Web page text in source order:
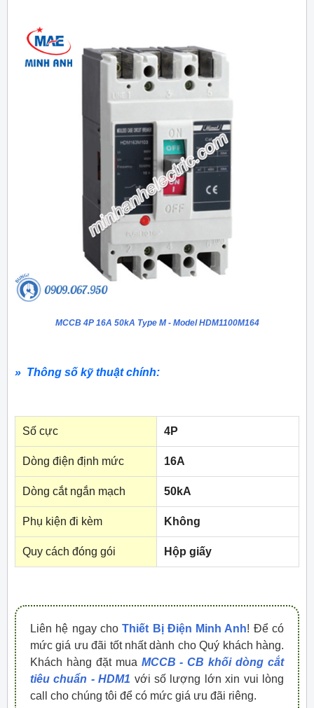
MCCB 4P 16A 50kA Type M - Model HDM1100M164
» Thông số kỹ thuật chính:
Số cực 4P
Dòng điện định mức 16A
Dòng cắt ngắn mạch 50kA
Phụ kiện đi kèm Không
Quy cách đóng gói Hộp giấy
Liên hệ ngay choThiết Bị Điện Minh Anh! Để có
mức giá ưu đãi tốt nhất dành cho Quý khách hàng.
Khách hàng đặt mua MCCB - CB khối dòng cắt
tiêu chuẩn - HDM1 với số lượng lớn xin vui lòng
call cho chúng tôi để có mức giá ưu đãi riêng.